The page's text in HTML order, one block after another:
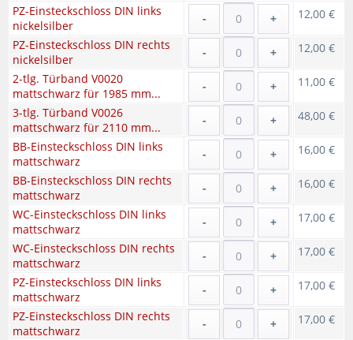
PZ-Einsteckschloss DIN links
nickelsilber
- + 12,00 €
PZ-Einsteckschloss DIN rechts
nickelsilber
- + 12,00 €
2-tlg. Türband V0020
mattschwarz für 1985 mm...
- + 11,00 €
3-tlg. Türband V0026
mattschwarz für 2110 mm...
- + 48,00 €
BB-Einsteckschloss DIN links
mattschwarz
- + 16,00 €
BB-Einsteckschloss DIN rechts
mattschwarz
- + 16,00 €
WC-Einsteckschloss DIN links
mattschwarz
- + 17,00 €
WC-Einsteckschloss DIN rechts
mattschwarz
- + 17,00 €
PZ-Einsteckschloss DIN links
mattschwarz
- + 17,00 €
PZ-Einsteckschloss DIN rechts
mattschwarz
- + 17,00 €